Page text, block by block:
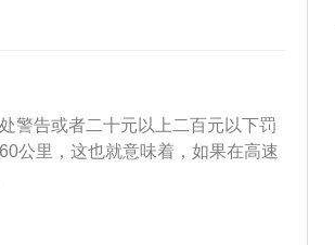
警告或者二十元以上二百元以下罚
公里，这也就意味着，如果在高速
受到记三分，处警告或者二十元以
法行为之一，一次记3分：（一）